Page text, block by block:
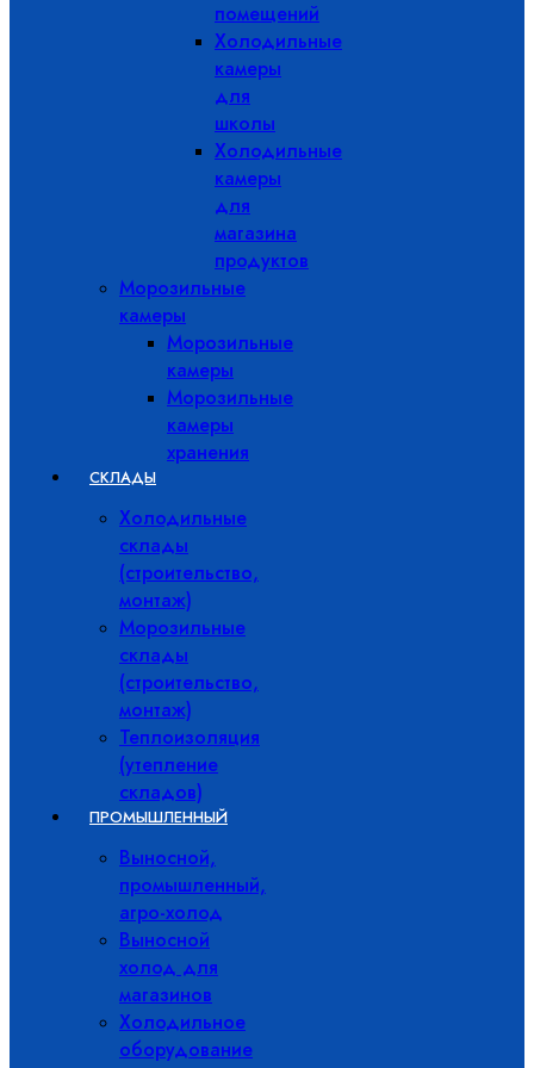
помещений
Холодильные
камеры
для
школы
Холодильные
камеры
для
магазина
продуктов
Морозильные
камеры
Морозильные
камеры
Морозильные
камеры
хранения
СКЛАДЫ
Холодильные
склады
(строительство,
монтаж)
Морозильные
склады
(строительство,
монтаж)
Теплоизоляция
(утепление
складов)
ПРОМЫШЛЕННЫЙ
Выносной,
промышленный,
агро-холод
Выносной
холод для
магазинов
Холодильное
оборудование